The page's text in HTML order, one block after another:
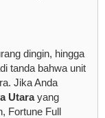
dingin, hingga
tanda bahwa unit
Jika Anda
Utarayang
Fortune Full